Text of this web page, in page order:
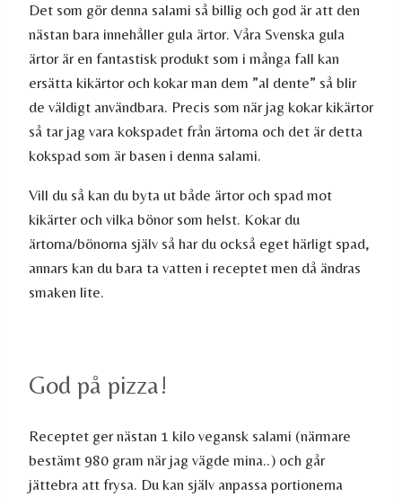
Det som gör denna salami så billig och god är att den
nästan bara innehåller gula ärtor. Våra Svenska gula
ärtor är en fantastisk produkt som i många fall kan
ersätta kikärtor och kokar man dem ”al dente” så blir
de väldigt användbara. Precis som när jag kokar kikärtor
så tar jag vara kokspadet från ärtorna och det är detta
kokspad som är basen i denna salami.
Vill du så kan du byta ut både ärtor och spad mot
kikärter och vilka bönor som helst. Kokar du
ärtorna/bönorna själv så har du också eget härligt spad,
annars kan du bara ta vatten i receptet men då ändras
smaken lite.
God på pizza!
Receptet ger nästan 1 kilo vegansk salami (närmare
bestämt 980 gram när jag vägde mina..) och går
jättebra att frysa. Du kan själv anpassa portionerna